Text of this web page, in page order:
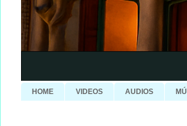
HOME VIDEOS AUDIOS